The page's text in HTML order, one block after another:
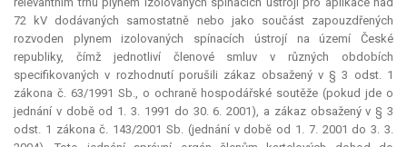
72 kV dodávaných samostatně nebo jako součást zapouzdřených
rozvoden plynem izolovaných spínacích ústrojí na území České
republiky, čímž jednotliví členové smluv v různých obdobích
specifikovaných v rozhodnutí porušili zákaz obsažený v § 3 odst. 1
zákona č. 63/1991 Sb., o ochraně hospodářské soutěže (pokud jde o
jednání v době od 1. 3. 1991 do 30. 6. 2001), a zákaz obsažený v § 3
odst. 1 zákona č. 143/2001 Sb. (jednání v době od 1. 7. 2001 do 3. 3.